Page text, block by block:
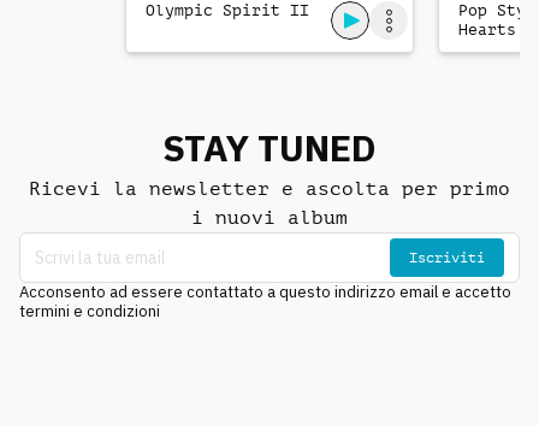
Olympic Spirit II
Pop
Hearts
STAY TUNED
Ricevi la newsletter e ascolta per primo
i nuovi album
Iscriviti
Acconsento ad essere contattato a questo indirizzo email e accetto
termini e condizioni